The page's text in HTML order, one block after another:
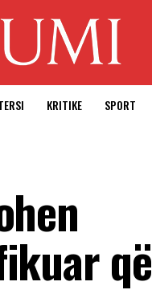
KRITIKE SPORT
që